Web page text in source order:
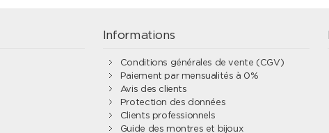
Informations
Conditions générales de vente (CGV)
Paiement par mensualités à 0%
Avis des clients
Protection des données
Clients professionnels
Guide des montres et bijoux